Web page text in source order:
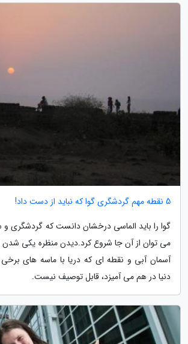
5 نقطه مهم گردشگری گوا که نباید از دست داد!
گوا را باید الماسی درخشان دانست که گردشگری و
می توان از آن جا شروع کرد.دیدن منظره یکی شدن
آسمان آبی و نقطه ای که دریا با ماسه های برخی
دنیا در هم می آمیزد، قابل توصیف نیست.